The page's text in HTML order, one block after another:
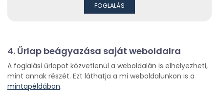
FOGLALÁS
4. Űrlap beágyazása saját weboldalra
A foglalási űrlapot közvetlenül a weboldalán is elhelyezheti,
mint annak részét. Ezt láthatja a mi weboldalunkon is a
mintapéldában.